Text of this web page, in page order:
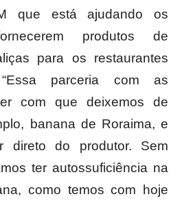
que está ajudando os
produtos de
para os restaurantes
parceria com as
com que deixemos de
banana de Roraima, e
direto do produtor. Sem
ter autossuficiência na
como temos com hoje